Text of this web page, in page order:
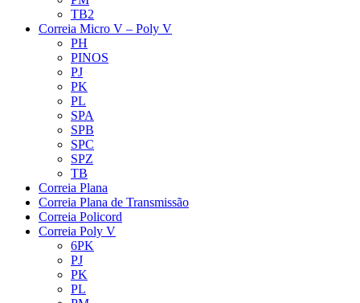
TB2
Correia Micro V – Poly V
PH
PINOS
PJ
PK
PL
SPA
SPB
SPC
SPZ
TB
Correia Plana
Correia Plana de Transmissão
Correia Policord
Correia Poly V
6PK
PJ
PK
PL